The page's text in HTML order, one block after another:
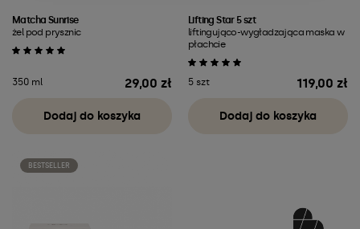
Matcha Sunrise
żel pod prysznic
350 ml 29,00 zł
Dodaj do koszyka
Lifting Star 5 szt
liftingująco-wygładzająca maska w
płachcie
5 szt 119,00 zł
Dodaj do koszyka
BESTSELLER